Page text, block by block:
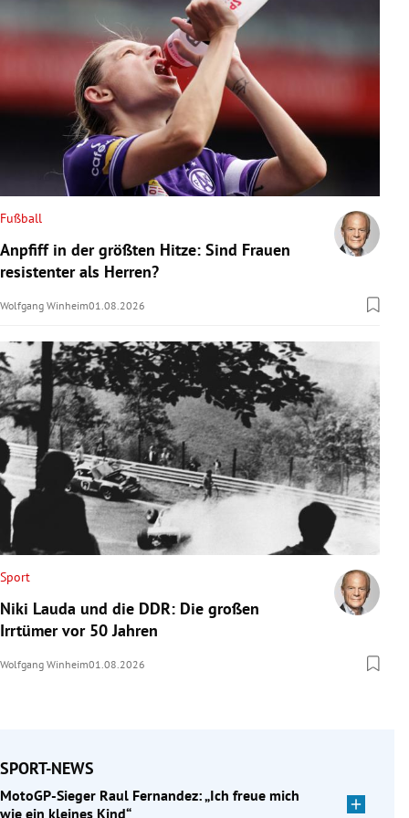
Fußball
Anpfiff in der größten Hitze: Sind Frauen
resistenter als Herren?
Wolfgang Winheim01.08.2026
Sport
Niki Lauda und die DDR: Die großen
Irrtümer vor 50 Jahren
Wolfgang Winheim01.08.2026
SPORT-NEWS
MotoGP-Sieger Raul Fernandez: „Ich freue mich
wie ein kleines Kind“